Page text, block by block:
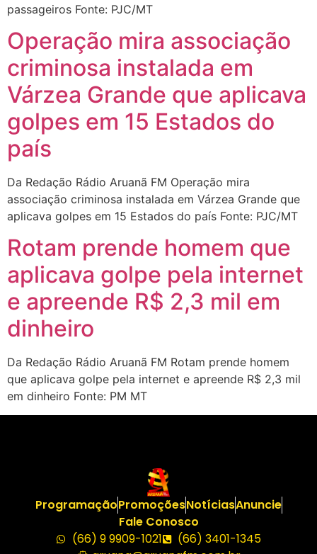
passageiros Fonte: PJC/MT
Operação mira associação
criminosa instalada em
Várzea Grande que aplicava
golpes em 15 Estados do
país
Da Redação Rádio Aruanã FM Operação mira
associação criminosa instalada em Várzea Grande que
aplicava golpes em 15 Estados do país Fonte: PJC/MT
Rotam prende homem que
aplicava golpe pela internet
e apreende R$ 2,3 mil em
dinheiro
Da Redação Rádio Aruanã FM Rotam prende homem
que aplicava golpe pela internet e apreende R$ 2,3 mil
em dinheiro Fonte: PM MT
ProgramaçãoPromoçõesNotíciasAnuncie
Fale Conosco
(66) 9 9909-1021
(66) 3401-1345